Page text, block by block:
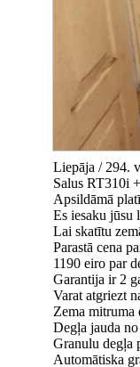
Liepāja / 294.
Salus RT310i
Apsildāmā
Es iesaku jūsu
Lai skatītu
Parastā cena
1190 eiro par
Garantija ir 2
Varat atgriezt
Zema mitruma
Degļa jauda
Granulu degļa
Automātiska